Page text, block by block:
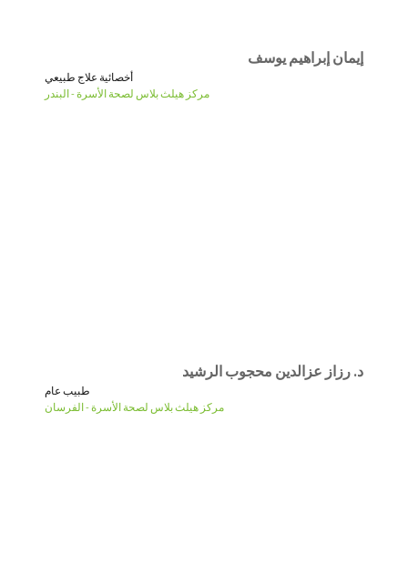
إيمان إبراهيم يوسف
أخصائية علاج طبيعي
مركز هيلث بلاس لصحة الأسرة - البندر
د. رزاز عزالدين محجوب الرشيد
طبيب عام
مركز هيلث بلاس لصحة الأسرة - الفرسان